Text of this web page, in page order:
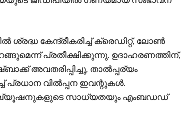
ശ്രദ്ധ കേന്ദ്രീകരിച്ച് ക്രെഡിറ്റ്, ലോൺ
പ്രതീക്ഷിക്കുന്നു. ഉദാഹരണത്തിന്,
അവതരിപ്പിച്ചു, താൽപ്പര്യം
പ്രധാന വിൽപ്പന ഇവന്റുകൾ.
സാധ്യതയും എംബഡഡ്